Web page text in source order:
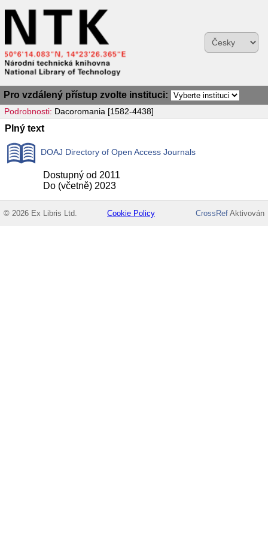
Pro vzdálený přístup zvolte instituci:
Podrobnosti: Dacoromania [1582-4438]
Plný text
DOAJ Directory of Open Access Journals
Dostupný od 2011
Do (včetně) 2023
© 2026 Ex Libris Ltd. Cookie Policy CrossRefAktivován